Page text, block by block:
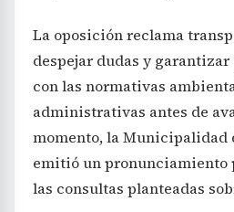
La oposición reclama
despejar dudas y
con las normativas
administrativas antes de
momento, la Municipalidad
emitió un pronunciamiento
las consultas planteadas